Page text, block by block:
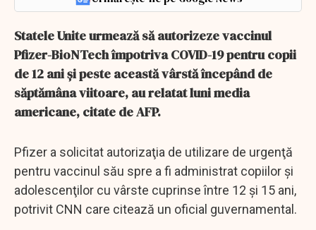
Statele Unite urmează să autorizeze vaccinul
Pfizer-BioNTech împotriva COVID-19 pentru copii
de 12 ani şi peste această vârstă începând de
săptămâna viitoare, au relatat luni media
americane, citate de AFP.
Pfizer a solicitat autorizaţia de utilizare de urgenţă
pentru vaccinul său spre a fi administrat copiilor şi
adolescenţilor cu vârste cuprinse între 12 şi 15 ani,
potrivit CNN care citează un oficial guvernamental.